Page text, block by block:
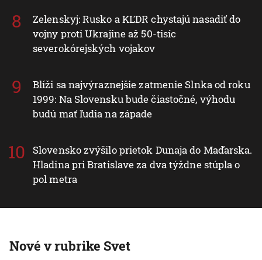
Zelenskyj: Rusko a KĽDR chystajú nasadiť do
vojny proti Ukrajine až 50-tisíc
severokórejských vojakov
Blíži sa najvýraznejšie zatmenie Slnka od roku
1999: Na Slovensku bude čiastočné, výhodu
budú mať ľudia na západe
Slovensko zvýšilo prietok Dunaja do Maďarska.
Hladina pri Bratislave za dva týždne stúpla o
pol metra
Nové v rubrike Svet